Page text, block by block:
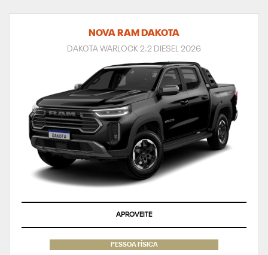
NOVA RAM DAKOTA
DAKOTA WARLOCK 2.2 DIESEL 2026
APROVEITE
PESSOA FÍSICA